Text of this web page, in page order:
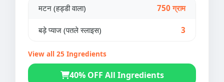
मटन (हड्डी वाला) 750 ग्राम
बड़े प्याज (पतले स्लाइस) 3
View all 25 Ingredients
40% OFF All Ingredients